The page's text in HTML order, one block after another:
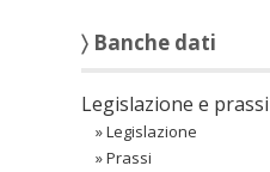
〉 Banche dati
Legislazione e prassi
»Legislazione
»Prassi